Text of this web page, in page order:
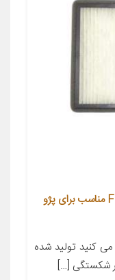
فیلتر کابین خودرو فطرس مدل FFO 1518 مناسب برای پژو
کنید تولید شده
شکستگی […]